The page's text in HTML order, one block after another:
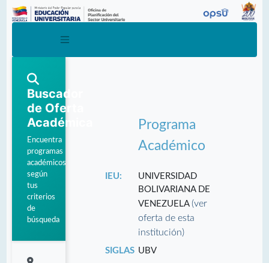
Buscador
de Oferta
Académica
Encuentra
programas
académicos
según
tus
criterios
de
búsqueda
Programa
Académico
IEU:
UNIVERSIDAD
BOLIVARIANA DE
VENEZUELA(ver
oferta de esta
institución)
SIGLAS UBV